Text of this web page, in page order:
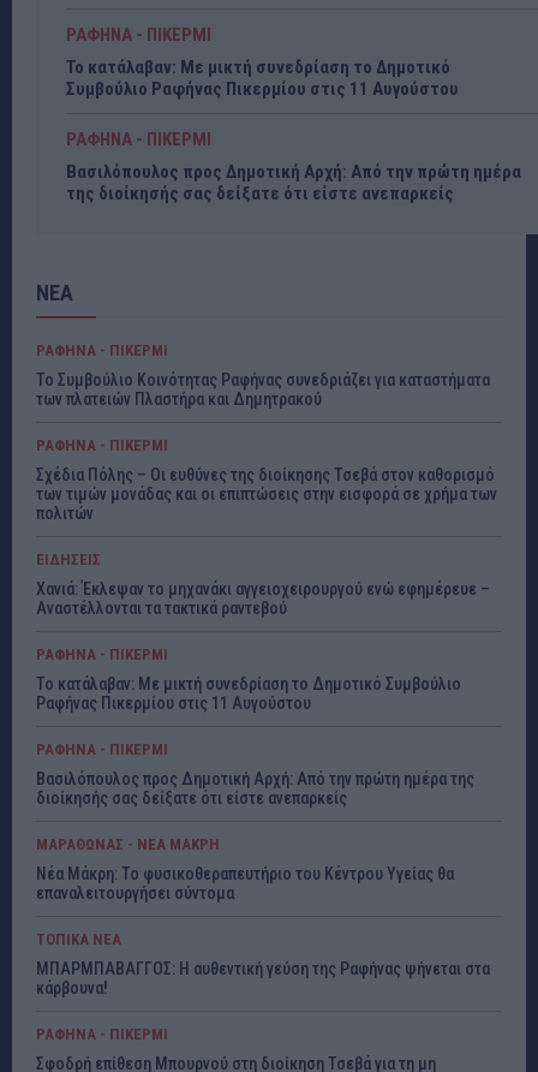
ΡΑΦΗΝΑ - ΠΙΚΕΡΜΙ
Το κατάλαβαν: Με μικτή συνεδρίαση το Δημοτικό
Συμβούλιο Ραφήνας Πικερμίου στις 11 Αυγούστου
ΡΑΦΗΝΑ - ΠΙΚΕΡΜΙ
Βασιλόπουλος προς Δημοτική Αρχή: Από την πρώτη ημέρα
της διοίκησής σας δείξατε ότι είστε ανεπαρκείς
ΝΕΑ
ΡΑΦΗΝΑ - ΠΙΚΕΡΜΙ
Το Συμβούλιο Κοινότητας Ραφήνας συνεδριάζει για καταστήματα
των πλατειών Πλαστήρα και Δημητρακού
ΡΑΦΗΝΑ - ΠΙΚΕΡΜΙ
Σχέδια Πόλης – Οι ευθύνες της διοίκησης Τσεβά στον καθορισμό
των τιμών μονάδας και οι επιπτώσεις στην εισφορά σε χρήμα των
πολιτών
ΕΙΔΗΣΕΙΣ
Χανιά: Έκλεψαν το μηχανάκι αγγειοχειρουργού ενώ εφημέρευε –
Αναστέλλονται τα τακτικά ραντεβού
ΡΑΦΗΝΑ - ΠΙΚΕΡΜΙ
Το κατάλαβαν: Με μικτή συνεδρίαση το Δημοτικό Συμβούλιο
Ραφήνας Πικερμίου στις 11 Αυγούστου
ΡΑΦΗΝΑ - ΠΙΚΕΡΜΙ
Βασιλόπουλος προς Δημοτική Αρχή: Από την πρώτη ημέρα της
διοίκησής σας δείξατε ότι είστε ανεπαρκείς
ΜΑΡΑΘΩΝΑΣ - ΝΕΑ ΜΑΚΡΗ
Νέα Μάκρη: Το φυσικοθεραπευτήριο του Κέντρου Υγείας θα
επαναλειτουργήσει σύντομα
ΤΟΠΙΚΑ ΝΕΑ
ΜΠΑΡΜΠΑΒΑΓΓΟΣ: Η αυθεντική γεύση της Ραφήνας ψήνεται στα
κάρβουνα!
ΡΑΦΗΝΑ - ΠΙΚΕΡΜΙ
Σφοδρή επίθεση Μπουρνού στη διοίκηση Τσεβά για τη μη